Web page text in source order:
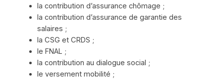
la contribution d’assurance chômage ;
la contribution d’assurance de garantie des
salaires ;
la CSG et CRDS ;
le FNAL ;
la contribution au dialogue social ;
le versement mobilité ;